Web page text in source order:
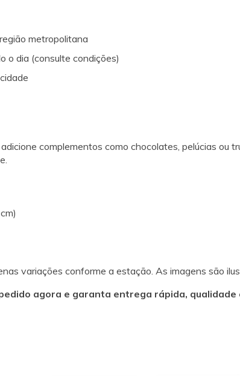
metropolitana
o dia (consulte condições)
complementos como chocolates, pelúcias ou
variações conforme a estação. As imagens são
agora e garanta entrega rápida,